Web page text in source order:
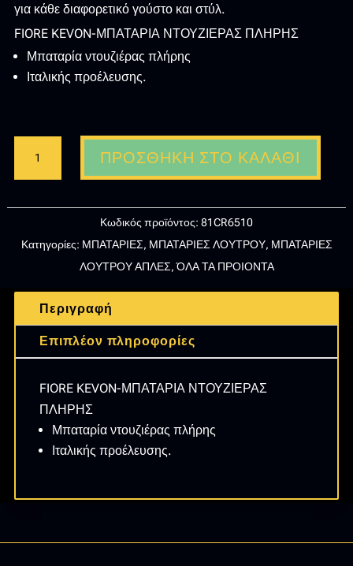
για κάθε διαφορετικό γούστο και στύλ.
FIORE KEVON-ΜΠΑΤΑΡΙΑ ΝΤΟΥΖΙΕΡΑΣ ΠΛΗΡΗΣ
Μπαταρία ντουζιέρας πλήρης
Ιταλικής προέλευσης.
ΝΤΟΥΖΙΕΡΑΣ
ΠΛΗΡΗΣ(81CR6510)
ποσότητα
ΠΡΟΣΘΉΚΗ ΣΤΟ ΚΑΛΆΘΙ
Κωδικός προϊόντος: 81CR6510
Κατηγορίες: ΜΠΑΤΑΡΙΕΣ, ΜΠΑΤΑΡΙΕΣ ΛΟΥΤΡΟΥ, ΜΠΑΤΑΡΙΕΣ
ΛΟΥΤΡΟΥ ΑΠΛΕΣ,ΌΛΑ ΤΑ ΠΡΟΙΟΝΤΑ
Περιγραφή
Επιπλέον πληροφορίες
FIORE KEVON-ΜΠΑΤΑΡΙΑ ΝΤΟΥΖΙΕΡΑΣ
ΠΛΗΡΗΣ
Μπαταρία ντουζιέρας πλήρης
Ιταλικής προέλευσης.